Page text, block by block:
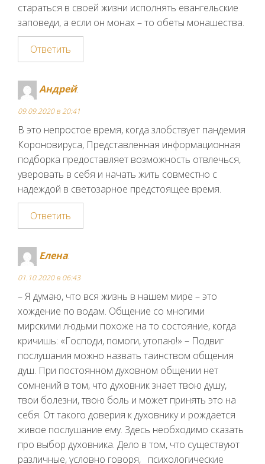
стараться в своей жизни исполнять евангельские
заповеди, а если он монах – то обеты монашества.
Ответить
Андрей:
09.09.2020 в 20:41
В это непростое время, когда злобствует пандемия
Короновируса, Представленная информационная
подборка предоставляет возможность отвлечься,
уверовать в себя и начать жить совместно с
надеждой в светозарное предстоящее время.
Ответить
Елена:
01.10.2020 в 06:43
– Я думаю, что вся жизнь в нашем мире – это
хождение по водам. Общение со многими
мирскими людьми похоже на то состояние, когда
кричишь: «Господи, помоги, утопаю!» – Подвиг
послушания можно назвать таинством общения
душ. При постоянном духовном общении нет
сомнений в том, что духовник знает твою душу,
твои болезни, твою боль и может принять это на
себя. От такого доверия к духовнику и рождается
живое послушание ему. Здесь необходимо сказать
про выбор духовника. Дело в том, что существуют
различные, условно говоря, психологические